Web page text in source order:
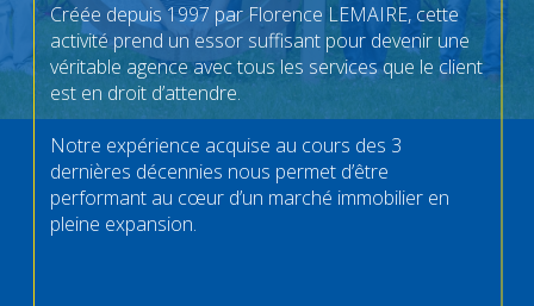
Créée depuis 1997 par Florence LEMAIRE, cette
activité prend un essor suffisant pour devenir une
véritable agence avec tous les services que le client
est en droit d’attendre.
Notre expérience acquise au cours des 3
dernières décennies nous permet d’être
performant au cœur d’un marché immobilier en
pleine expansion.